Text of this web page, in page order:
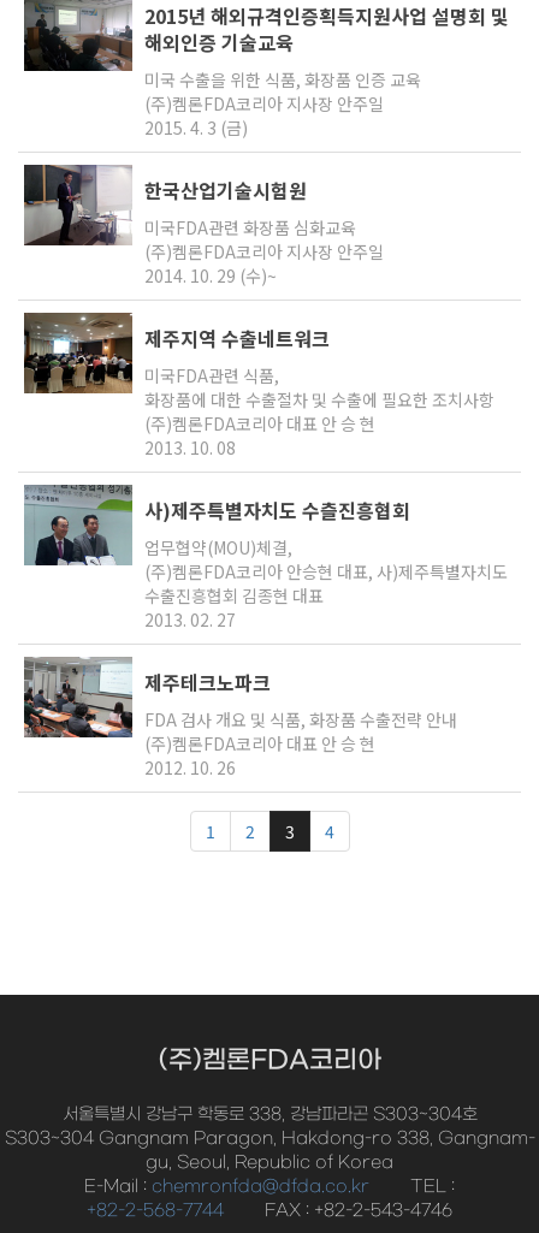
2015년 해외규격인증획득지원사업 설명회 및
해외인증 기술교육
미국 수출을 위한 식품, 화장품 인증 교육
(주)켐론FDA코리아 지사장 안주일
2015. 4. 3 (금)
한국산업기술시험원
미국FDA관련 화장품 심화교육
(주)켐론FDA코리아 지사장 안주일
2014. 10. 29 (수)~
제주지역 수출네트워크
미국FDA관련 식품,
화장품에 대한 수출절차 및 수출에 필요한 조치사항
(주)켐론FDA코리아 대표 안 승 현
2013. 10. 08
사)제주특별자치도 수츨진흥협회
업무협약(MOU)체결,
(주)켐론FDA코리아 안승현 대표, 사)제주특별자치도
수출진흥협회 김종현 대표
2013. 02. 27
제주테크노파크
FDA 검사 개요 및 식품, 화장품 수출전략 안내
(주)켐론FDA코리아 대표 안 승 현
2012. 10. 26
1 2 3 4
(주)켐론FDA코리아
서울특별시 강남구 학동로 338, 강남파라곤 S303~304호
S303~304 Gangnam Paragon, Hakdong-ro 338, Gangnam-
gu, Seoul, Republic of Korea
E-Mail : chemronfda@dfda.co.kr
TEL :
+82-2-568-7744
FAX : +82-2-543-4746